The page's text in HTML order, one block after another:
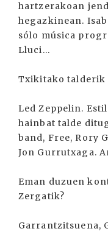
hartzerakoan
hegazkinean.
sólo música
Lluci...
Txikitako talderik
Led Zeppelin.
hainbat talde
band, Free, Rory
Jon Gurrutxaga.
Eman duzuen
Zergatik?
Garrantzitsuena,